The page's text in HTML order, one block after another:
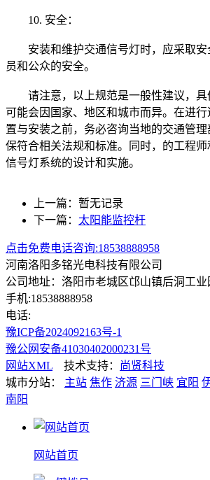
10. 安全：
安装和维护交通信号灯时，应采取安
员和公众的安全。
请注意，以上规范是一般性建议，具
可能会因国家、地区和城市而异。在进
置与安装之前，务必咨询当地的交通管
保符合相关法规和标准。同时，的工程
信号灯系统的设计和实施。
上一篇：暂无记录
下一篇： 太阳能监控杆
点击免费电话咨询:18538888958
河南洛阳多铭光电科技有限公司
公司地址：洛阳市老城区邙山镇后洞工业
手机:18538888958
电话:
豫ICP备2024092163号-1
豫公网安备41030402000231号
网站XML 技术支持：
尚贤科技
城市分站：
主站 焦作 济源 三门峡 宜阳
南阳
网站首页